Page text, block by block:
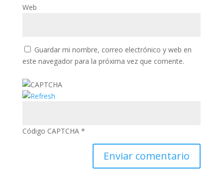
Web
Guardar mi nombre, correo electrónico y web en
este navegador para la próxima vez que comente.
Código CAPTCHA*